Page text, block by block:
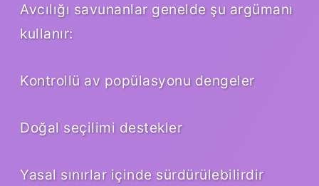
Avcılığı savunanlar genelde şu argümanı
kullanır:
Kontrollü av popülasyonu dengeler
Doğal seçilimi destekler
Yasal sınırlar içinde sürdürülebilirdir